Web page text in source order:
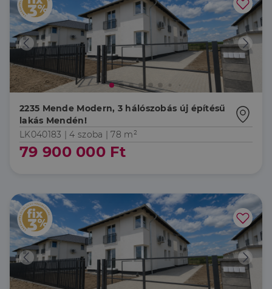
2235 Mende Modern, 3 hálószobás új építésű
lakás Mendén!
LK040183 |4 szoba | 78 m²
79 900 000 Ft